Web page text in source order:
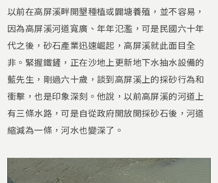
以前在高屏溪畔開墾種植或闢塘養殖，並不容易，
因為高屏溪河道寬廣、年年氾濫，可是民國六十年
代之後，砂石產業迅速崛起，高屏溪就此面目全
非。緊握鐵鏟，正在沙地上更新地下水抽水設備的
藍先生，剛過六十歲，談到高屏溪上的採砂行為和
衝擊，也是印象深刻。他說，以前高屏溪的河道上
有三條水路，可是自從政府開放開採砂石後，河道
縮減為一條，河水也變深了。